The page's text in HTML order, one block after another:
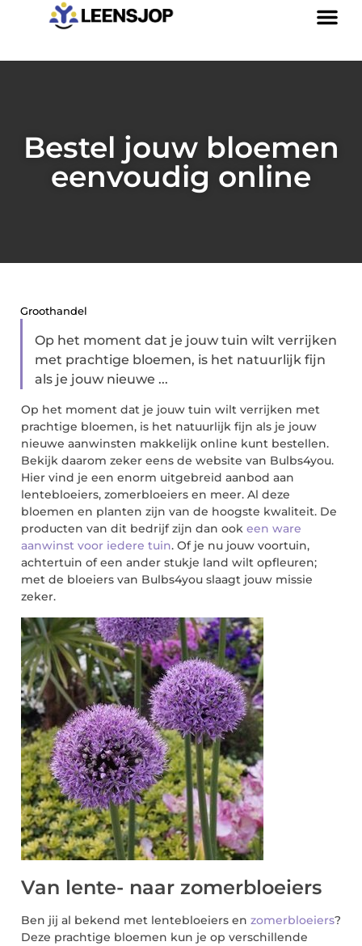
Bestel jouw bloemen
eenvoudig online
Groothandel
Op het moment dat je jouw tuin wilt verrijken
met prachtige bloemen, is het natuurlijk fijn
als je jouw nieuwe ...
Op het moment dat je jouw tuin wilt verrijken met
prachtige bloemen, is het natuurlijk fijn als je jouw
nieuwe aanwinsten makkelijk online kunt bestellen.
Bekijk daarom zeker eens de website van Bulbs4you.
Hier vind je een enorm uitgebreid aanbod aan
lentebloeiers, zomerbloeiers en meer. Al deze
bloemen en planten zijn van de hoogste kwaliteit. De
producten van dit bedrijf zijn dan ook een ware
aanwinst voor iedere tuin. Of je nu jouw voortuin,
achtertuin of een ander stukje land wilt opfleuren;
met de bloeiers van Bulbs4you slaagt jouw missie
zeker.
Van lente- naar zomerbloeiers
Ben jij al bekend met lentebloeiers en zomerbloeiers?
Deze prachtige bloemen kun je op verschillende